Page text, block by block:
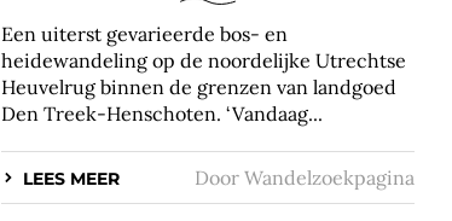
Een uiterst gevarieerde bos- en
heidewandeling op de noordelijke Utrechtse
Heuvelrug binnen de grenzen van landgoed
Den Treek-Henschoten. ‘Vandaag...
LEES MEER DoorWandelzoekpagina